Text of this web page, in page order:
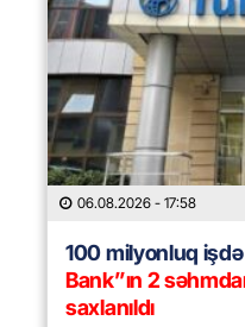
06.08.2026 - 17:58
100 milyonluq işdə
Bank”ın 2
saxlanıldı